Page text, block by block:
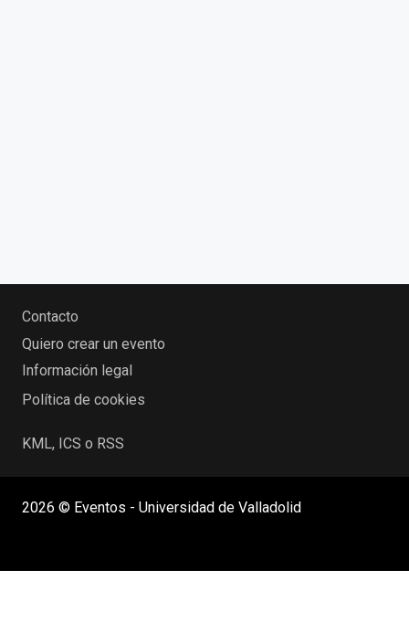
Contacto
Quiero crear un evento
Información legal
Política de cookies
KML, ICS o RSS
2026 © Eventos - Universidad de Valladolid